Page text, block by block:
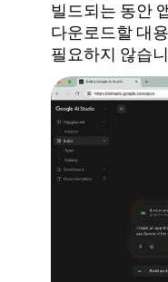
빌드되는 동안
다운로드할 대
필요하지 않습